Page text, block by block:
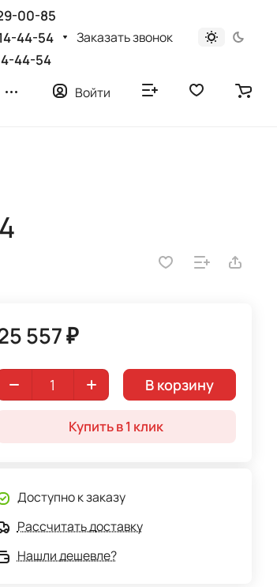
00-85
44-54
44-54
Заказать звонок
Войти
557 ₽
В корзину
Купить в 1 клик
Доступно к заказу
Рассчитать доставку
Нашли дешевле?